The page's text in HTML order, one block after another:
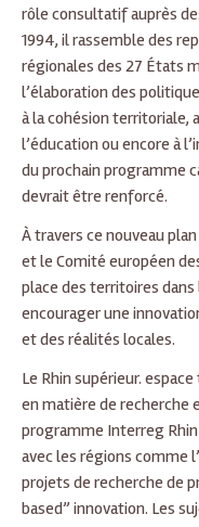
rôle consultatif auprès
1994, il rassemble des
régionales des 27 États
l’élaboration des
à la cohésion territoriale,
l’éducation ou encore à
du prochain programme
devrait être renforcé.
À travers ce nouveau
et le Comité européen
place des territoires dans
encourager une
et des réalités locales.
Le Rhin supérieur.
en matière de recherche
programme Interreg
avec les régions comme
projets de recherche de
based” innovation. Les